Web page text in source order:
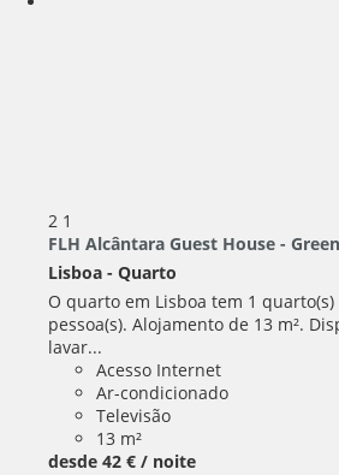
2 1
FLH Alcântara Guest House -
Lisboa - Quarto
O quarto em Lisboa tem 1
pessoa(s). Alojamento de 13 m².
lavar...
Acesso Internet
Ar-condicionado
Televisão
13 m²
desde 42 € / noite